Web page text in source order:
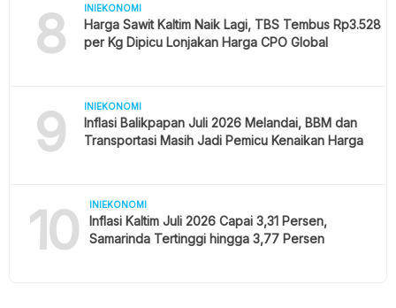
8 INIEKONOMI
Harga Sawit Kaltim Naik Lagi, TBS Tembus Rp3.528
per Kg Dipicu Lonjakan Harga CPO Global
9 INIEKONOMI
Inflasi Balikpapan Juli 2026 Melandai, BBM dan
Transportasi Masih Jadi Pemicu Kenaikan Harga
10 INIEKONOMI
Inflasi Kaltim Juli 2026 Capai 3,31 Persen,
Samarinda Tertinggi hingga 3,77 Persen